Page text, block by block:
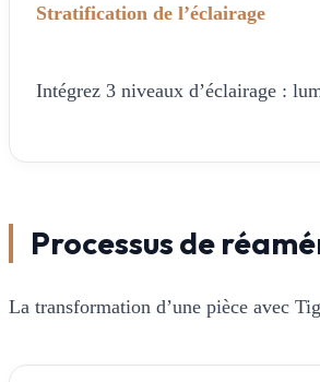
Stratification de l’éclairage
Intégrez 3 niveaux d’éclairage :
Processus de
La transformation d’une pièce avec